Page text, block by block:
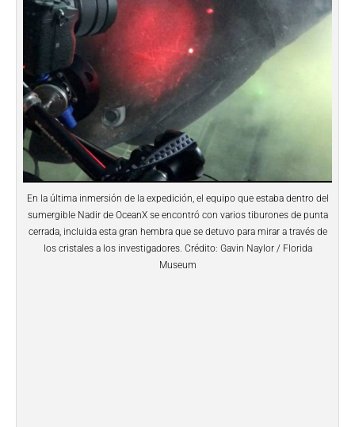
En la última inmersión de la expedición, el equipo que estaba dentro del
sumergible Nadir de OceanX se encontró con varios tiburones de punta
cerrada, incluida esta gran hembra que se detuvo para mirar a través de
los cristales a los investigadores. Crédito: Gavin Naylor / Florida
Museum